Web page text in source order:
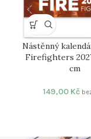
Nástěnný
Firefighters
cm
149,00 Kč